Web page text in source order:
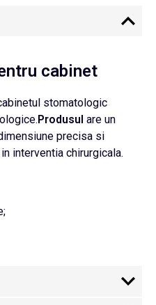
cabinet
stomatologic
Produsul are un
precisa si
interventia chirurgicala.